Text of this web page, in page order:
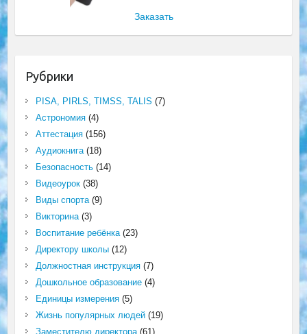
Заказать
Рубрики
PISA, PIRLS, TIMSS, TALIS (7)
Астрономия(4)
Аттестация(156)
Аудиокнига(18)
Безопасность(14)
Видеоурок(38)
Виды спорта(9)
Викторина(3)
Воспитание ребёнка(23)
Директору школы(12)
Должностная инструкция(7)
Дошкольное образование(4)
Единицы измерения(5)
Жизнь популярных людей(19)
Заместителю директора(61)